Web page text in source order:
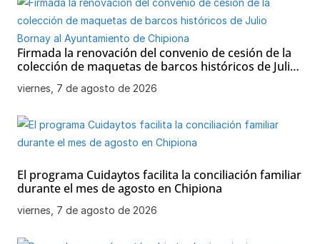
Firmada la renovación del convenio de cesión de la
colección de maquetas de barcos históricos de Julio
Bornay al Ayuntamiento de Chipiona
viernes, 7 de agosto de 2026
El programa Cuidaytos facilita la conciliación familiar
durante el mes de agosto en Chipiona
viernes, 7 de agosto de 2026